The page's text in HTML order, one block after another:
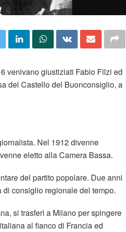
venivano giustiziati Fabio Filzi ed
del Castello del Buonconsiglio, a
Nel 1912 divenne
eletto alla Camera Bassa.
del partito popolare. Due anni
consiglio regionale del tempo.
si trasferì a Milano per spingere
al fianco di Francia ed